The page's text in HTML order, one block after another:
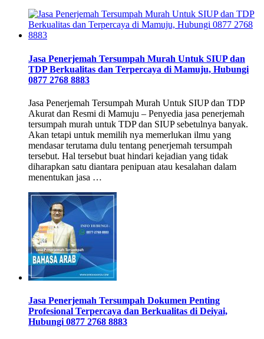
Jasa Penerjemah Tersumpah Murah Untuk SIUP dan
TDP Berkualitas dan Terpercaya di Mamuju, Hubungi
0877 2768 8883
Jasa Penerjemah Tersumpah Murah Untuk SIUP dan TDP
Akurat dan Resmi di Mamuju – Penyedia jasa penerjemah
tersumpah murah untuk TDP dan SIUP sebetulnya banyak.
Akan tetapi untuk memilih nya memerlukan ilmu yang
mendasar terutama dulu tentang penerjemah tersumpah
tersebut. Hal tersebut buat hindari kejadian yang tidak
diharapkan satu diantara penipuan atau kesalahan dalam
menentukan jasa …
Jasa Penerjemah Tersumpah Dokumen Penting
Profesional Terpercaya dan Berkualitas di Deiyai,
Hubungi 0877 2768 8883